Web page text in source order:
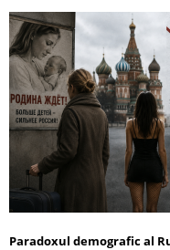
Paradoxul demografic al